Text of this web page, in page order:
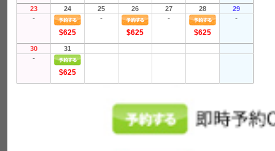
23 24 25 26 27 28 29
-
$625
-
$625
-
$625
-
30 31
-
$625